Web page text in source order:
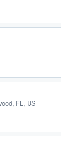
FL, US